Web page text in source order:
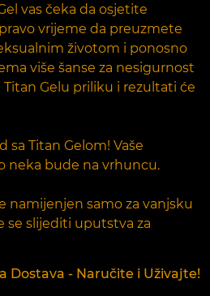
vas čeka da osjetite
vrijeme da preuzmete
životom i ponosno
više šanse za nesigurnost
Gelu priliku i rezultati će
sa Titan Gelom! Vaše
neka bude na vrhuncu.
namijenjen samo za vanjsku
se slijediti uputstva za
Dostava - Naručite i Uživajte!